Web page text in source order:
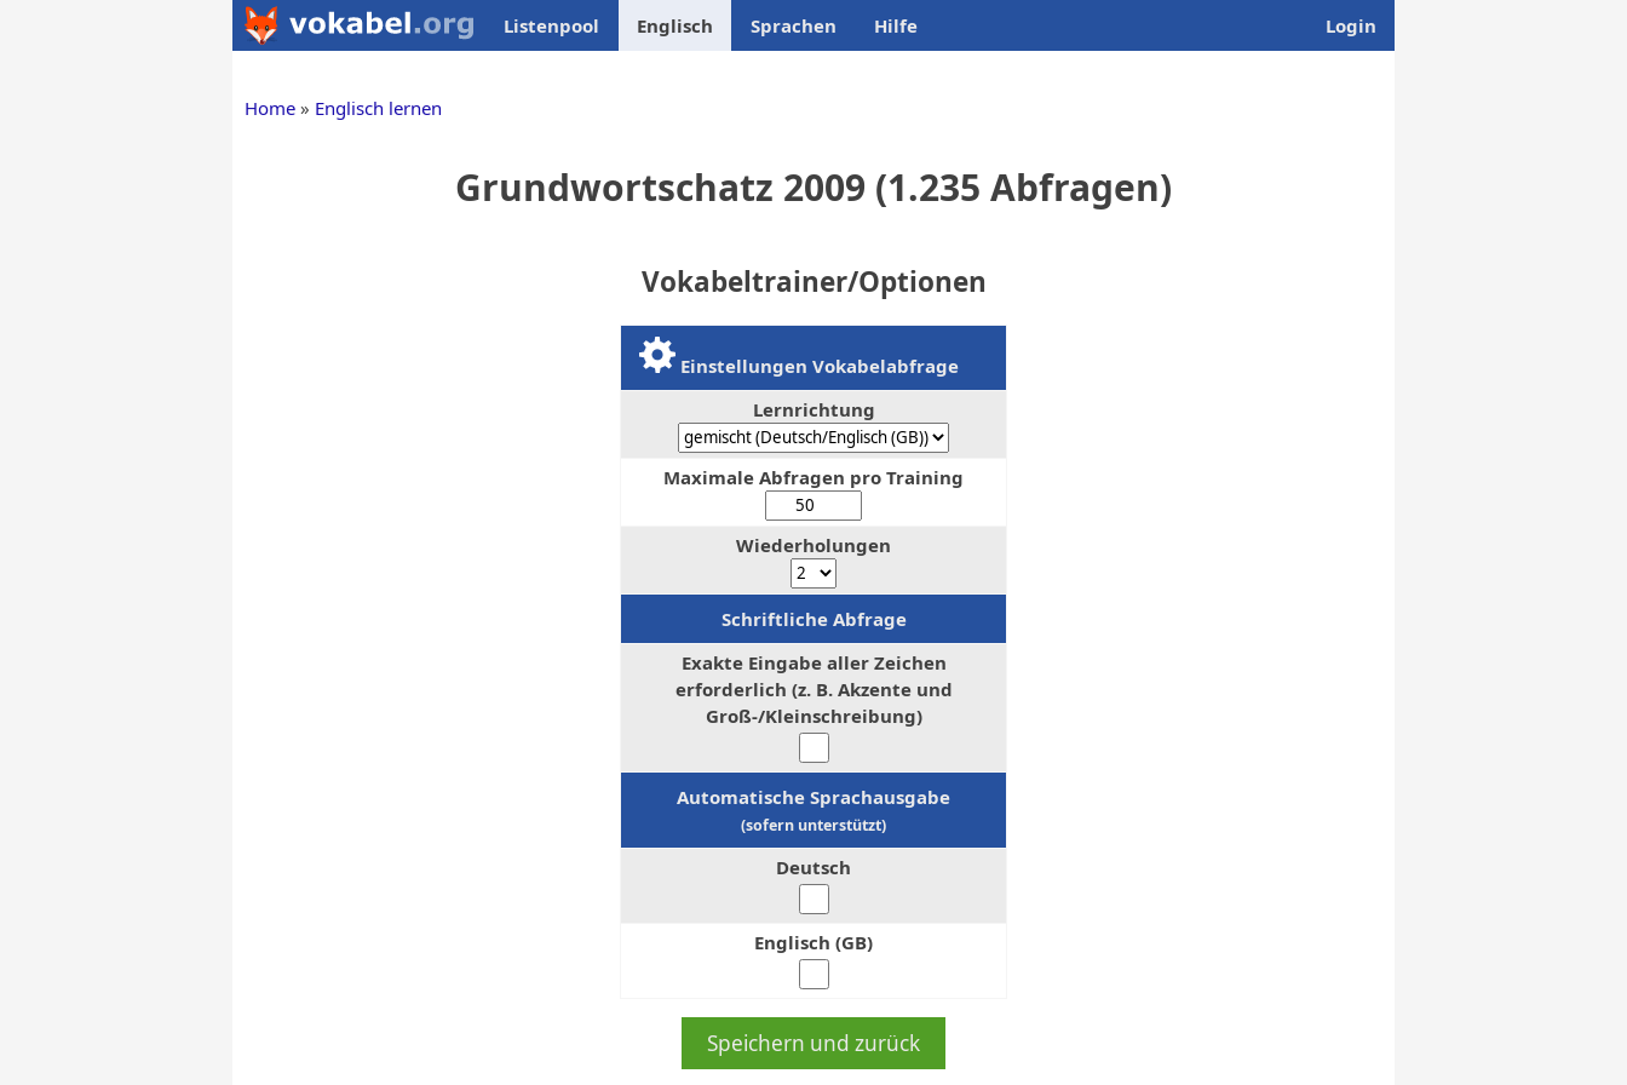
Listenpool Englisch Sprachen Hilfe Login
Home Englisch lernen
Grundwortschatz 2009 (1.235 Abfragen)
Vokabeltrainer/Optionen
Einstellungen Vokabelabfrage
Lernrichtung
Maximale Abfragen pro Training
Wiederholungen
Schriftliche Abfrage
Exakte Eingabe aller Zeichen
erforderlich (z. B. Akzente und
Groß-/Kleinschreibung)
Automatische Sprachausgabe
(sofern unterstützt)
Deutsch
Englisch (GB)